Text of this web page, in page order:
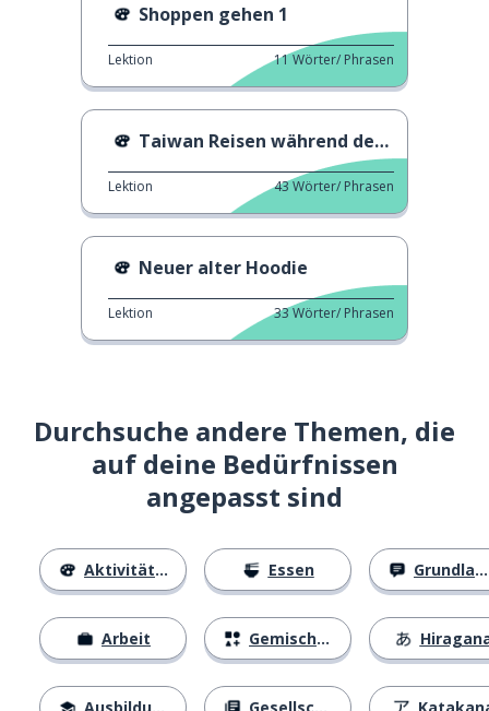
Shoppen gehen 1
Lektion 11Wörter/ Phrasen
Taiwan Reisen während des Mondneujahrs
Lektion 43Wörter/ Phrasen
Neuer alter Hoodie
Lektion 33Wörter/ Phrasen
Durchsuche andere Themen, die
auf deine Bedürfnissen
angepasst sind
Aktivitäten
Arbeit
Essen
Gemischtes
Grundlagen